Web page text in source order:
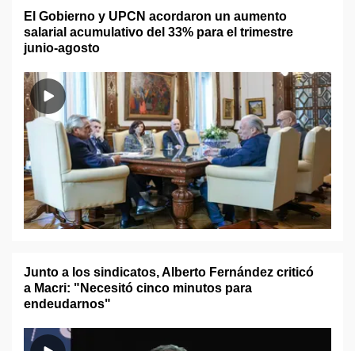
El Gobierno y UPCN acordaron un aumento
salarial acumulativo del 33% para el trimestre
junio-agosto
Junto a los sindicatos, Alberto Fernández criticó
a Macri: "Necesitó cinco minutos para
endeudarnos"